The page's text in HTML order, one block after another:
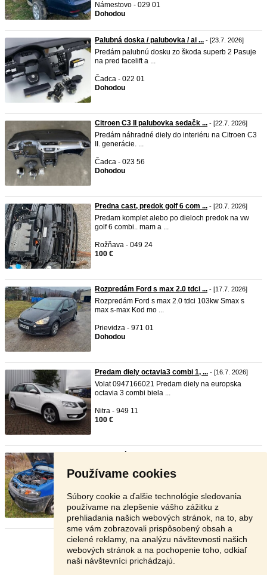
Používame cookies
Súbory cookie a ďalšie technológie sledovania
používame na zlepšenie vášho zážitku z
prehliadania našich webových stránok, na to, aby
sme vám zobrazovali prispôsobený obsah a
cielené reklamy, na analýzu návštevnosti našich
webových stránok a na pochopenie toho, odkiaľ
naši návštevníci prichádzajú.
Námestovo - 029 01
Dohodou
Palubná doska / palubovka / ai ... - [23.7. 2026]
Predám palubnú dosku zo škoda superb 2 Pasuje
na pred facelift a ...
Čadca - 022 01
Dohodou
Citroen C3 II palubovka sedačk ... - [22.7. 2026]
Predám náhradné diely do interiéru na Citroen C3
II. generácie. ...
Čadca - 023 56
Dohodou
Predna cast, predok golf 6 com ... - [20.7. 2026]
Predam komplet alebo po dieloch predok na vw
golf 6 combi.. mam a ...
Rožňava - 049 24
100 €
Rozpredám Ford s max 2.0 tdci ... - [17.7. 2026]
Rozpredám Ford s max 2.0 tdci 103kw Smax s
max s-max Kod mo ...
Prievidza - 971 01
Dohodou
Predam diely octavia3 combi 1, ... - [16.7. 2026]
Volat 0947166021 Predam diely na europska
octavia 3 combi biela ...
Nitra - 949 11
100 €
Rozpredám na diely Fiat punto 1.2 16v 59kw
sporting. Diely pas ...
Liptovský Mikuláš - 031 01
Stránka: 1 2 Ďalšia